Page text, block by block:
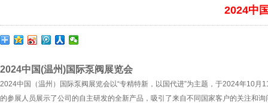
2024中
2024中国(温州)国际泵阀展览会
2024中国（温州）国际泵阀展览会以“专精特新，以国代进”为主题，于2024年10
的参展人员展示了公司的自主研发的全新产品，吸引了来自不同国家客户的关注和